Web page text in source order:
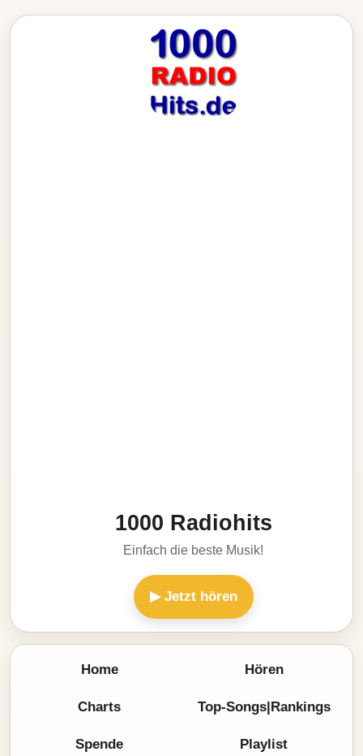
1000 Radiohits
Einfach die beste Musik!
▶ Jetzt hören
Home Hören
Charts Top-Songs|Rankings
Spende Playlist